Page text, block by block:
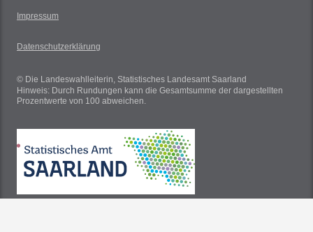
Impressum
Datenschutzerklärung
© Die Landeswahlleiterin, Statistisches Landesamt Saarland
Hinweis: Durch Rundungen kann die Gesamtsumme der dargestellten
Prozentwerte von 100 abweichen.